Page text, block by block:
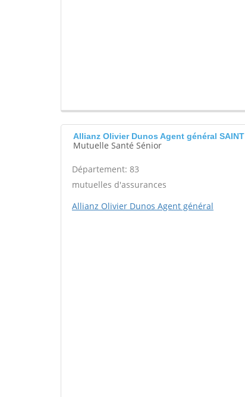
Allianz Olivier Dunos Agent général SAINT
Mutuelle Santé Sénior
Département: 83
mutuelles d'assurances
Allianz Olivier Dunos Agent général